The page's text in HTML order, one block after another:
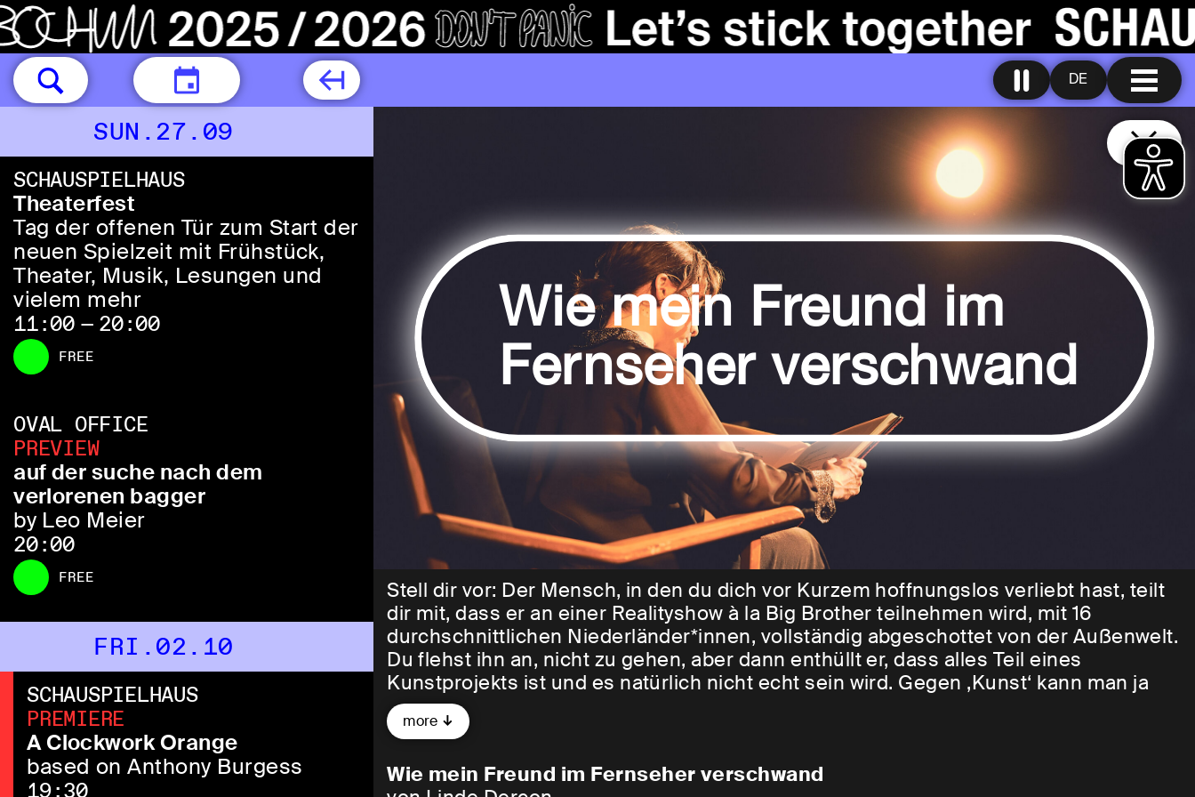
DE
TODAY
SUN.27.09
SCHAUSPIELHAUS
Theaterfest
Tag der offenen Tür zum Start der
neuen Spielzeit mit Frühstück,
Theater, Musik, Lesungen und
vielem mehr
11:00 — 20:00
FREE
OVAL OFFICE
PREVIEW
auf der suche nach dem
verlorenen bagger
by Leo Meier
20:00
FREE
FRI.02.10
SCHAUSPIELHAUS
PREMIERE
A Clockwork Orange
based on Anthony Burgess
19:30
Wie mein Freund im
Fernseher verschwand
Stell dir vor: Der Mensch, in den du dich vor Kurzem hoffnungslos verliebt hast, teilt
dir mit, dass er an einer Realityshow à la Big Brother teilnehmen wird, mit 16
durchschnittlichen Niederländer*innen, vollständig abgeschottet von der Außenwelt.
Du flehst ihn an, nicht zu gehen, aber dann enthüllt er, dass alles Teil eines
Kunstprojekts ist und es natürlich nicht echt sein wird. Gegen ‚Kunst‘ kann man ja
nichts einwenden, und damit verschwindet er im Fernsehen. Nervös versucht sie
über ihre wackelige VPN-Verbindung die letzten Folgen der Show zu streamen und
more
Wie mein Freund im Fernseher verschwand